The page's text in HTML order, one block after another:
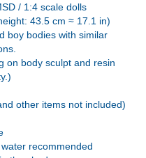
/ 1:4 scale dolls
43.5 cm ≈ 17.1 in)
boy bodies with similar
on body sculpt and resin
other items not included)
recommended